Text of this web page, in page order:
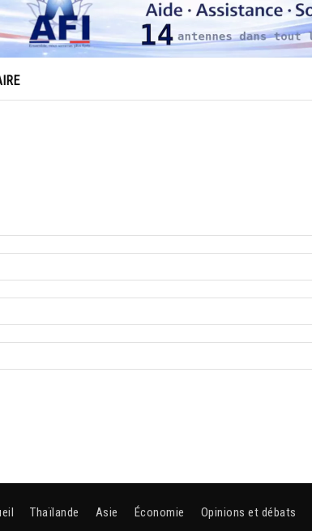
Thaïlande Asie Économie Opinions et débats